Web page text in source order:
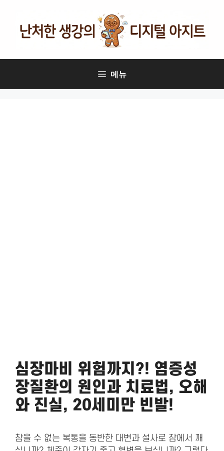
메뉴
심장마비 위험까지?! 염증성
장질환의 원인과 치료법, 오해
와 진실, 20세미만 빈발!
참을 수 없는 복통을 동반한 대변과 설사로 잠에서 깨